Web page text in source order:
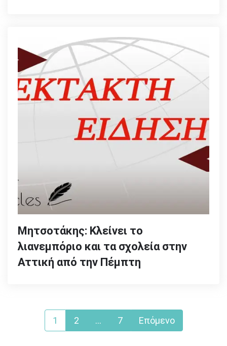
Μητσοτάκης: Κλείνει το
λιανεμπόριο και τα σχολεία στην
Αττική από την Πέμπτη
Σελιδοποίηση
άρθρων
1 2 … 7 Επόμενο